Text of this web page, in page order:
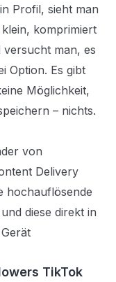
Profil, sieht man
komprimiert
man, es
Option. Es gibt
Möglichkeit,
– nichts.
von
Delivery
hochauflösende
diese direkt in
TikTok